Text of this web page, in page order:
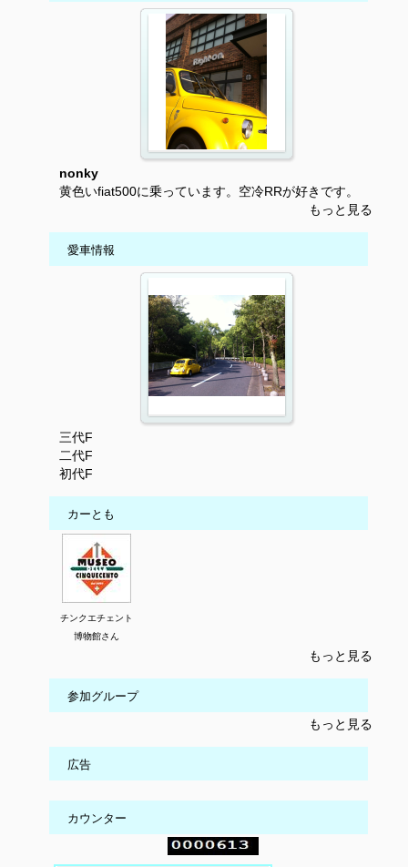
nonky
黄色いfiat500に乗っています。空冷RRが好きです。
もっと見る
愛車情報
三代F
二代F
初代F
カーとも
チンクエチェント
博物館さん
もっと見る
参加グループ
もっと見る
広告
カウンター